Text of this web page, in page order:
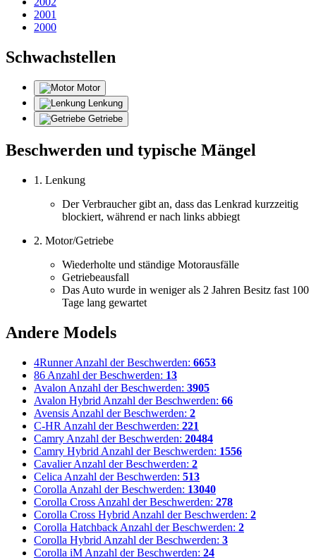
2001
2000
Schwachstellen
Motor
Lenkung
Getriebe
Beschwerden und typische Mängel
1. Lenkung
Der Verbraucher gibt an, dass das Lenkrad kurzzeitig
blockiert, während er nach links abbiegt
2. Motor/Getriebe
Wiederholte und ständige Motorausfälle
Getriebeausfall
Das Auto wurde in weniger als 2 Jahren Besitz fast 100
Tage lang gewartet
Andere Models
4Runner Anzahl der Beschwerden: 6653
86 Anzahl der Beschwerden: 13
Avalon Anzahl der Beschwerden: 3905
Avalon Hybrid Anzahl der Beschwerden: 66
Avensis Anzahl der Beschwerden: 2
C-HR Anzahl der Beschwerden: 221
Camry Anzahl der Beschwerden: 20484
Camry Hybrid Anzahl der Beschwerden: 1556
Cavalier Anzahl der Beschwerden: 2
Celica Anzahl der Beschwerden: 513
Corolla Anzahl der Beschwerden: 13040
Corolla Cross Anzahl der Beschwerden: 278
Corolla Cross Hybrid Anzahl der Beschwerden: 2
Corolla Hatchback Anzahl der Beschwerden: 2
Corolla Hybrid Anzahl der Beschwerden: 3
Corolla iM Anzahl der Beschwerden: 24